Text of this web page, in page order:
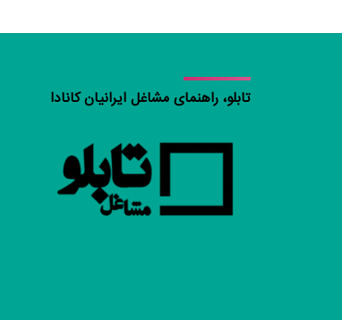
تابلو، راهنمای مشاغل ایرانیان کانادا